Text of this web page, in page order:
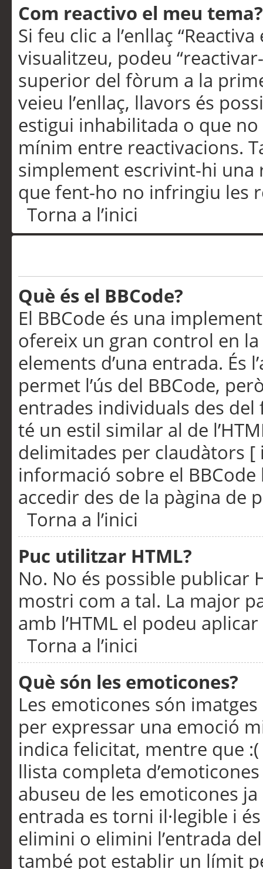
Com reactivo el meu tema?
Si feu clic a l’enllaç
visualitzeu, podeu
superior del fòrum a la
veieu l’enllaç, llavors és
estigui inhabilitada o que
mínim entre reactivacions.
simplement escrivint-hi una
que fent-ho no infringiu les
Torna a l’inici
Què és el BBCode?
El BBCode és una
ofereix un gran control en
elements d’una entrada. És
permet l’ús del BBCode,
entrades individuals des
té un estil similar al de
delimitades per claudàtors [
informació sobre el
accedir des de la pàgina de
Torna a l’inici
Puc utilitzar HTML?
No. No és possible publicar
mostri com a tal. La major
amb l’HTML el podeu
Torna a l’inici
Què són les emoticones?
Les emoticones són
per expressar una emoció
indica felicitat, mentre que
llista completa
abuseu de les emoticones
entrada es torni il·legible i
elimini o elimini l’entrada
també pot establir un límit